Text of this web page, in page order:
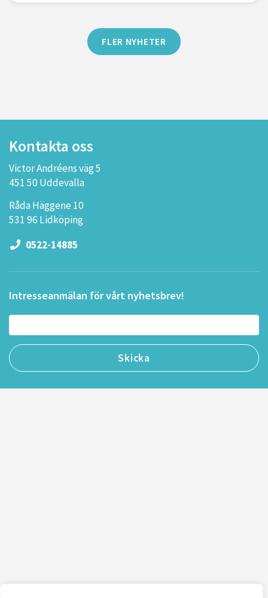
FLER NYHETER
Kontakta oss
Victor Andréens väg 5
451 50 Uddevalla
Råda Häggene 10
531 96 Lidköping
0522-14885
Intresseanmälan för vårt nyhetsbrev!